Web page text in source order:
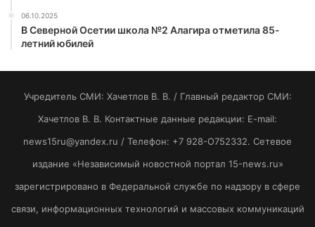
06.10.2025
В Северной Осетии школа №2 Алагира отметила 85-
летний юбилей
Учредитель СМИ: Хaчeтлoв B. B. / Главный редактор СМИ:
Хaчeтлoв B. B. Контактные данные редакции: E-mail:
news15ru@yandex.ru / Телефон: +7 928-O752332. Сетевое
издание «Независимый новостной портал 15-news.ru»
зарегистрировано в Федеральной службе по надзору в сфере
связи, информационных технологий и массовых коммуникаций